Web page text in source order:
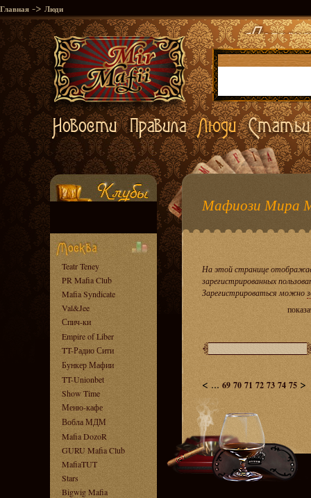
Главная -> Люди
Teatr Teney
PR Mafia Club
Mafia Syndicate
Val&Jee
Спич-ки
Empire of Liber
TT-Радио Сити
Бункер Мафии
TT-Unionbet
Show Time
Меню-кафе
Вобла МДМ
Mafia DozoR
GURU Mafia Club
MafiaTUT
Stars
Bigwig Mafia
Мафиози Мира
На этой странице
зарегистрированных
Зарегистрироваться можно
< ... 69 70 71 72 73 74 75 >